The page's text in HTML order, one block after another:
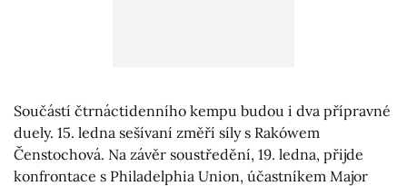
Součástí čtrnáctidenního kempu budou i dva přípravné
duely. 15. ledna sešívaní změří síly s Rakówem
Čenstochová. Na závěr soustředění, 19. ledna, přijde
konfrontace s Philadelphia Union, účastníkem Major